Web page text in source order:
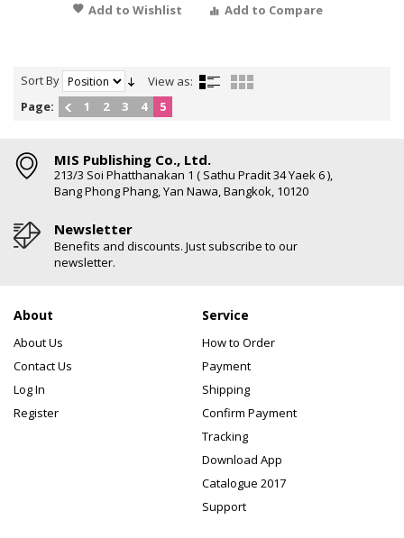
Add to Wishlist
Add to Compare
Sort By
View as:
Page:
1 2 3 4 5
MIS Publishing Co., Ltd.
213/3 Soi Phatthanakan 1 ( Sathu Pradit 34 Yaek 6 ),
Bang Phong Phang, Yan Nawa, Bangkok, 10120
Newsletter
Benefits and discounts. Just subscribe to our
newsletter.
About
About Us
Contact Us
Log In
Register
Service
How to Order
Payment
Shipping
Confirm Payment
Tracking
Download App
Catalogue 2017
Support